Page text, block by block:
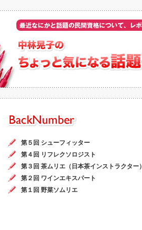
第５回 シューフィッター
第４回 リフレクソロジスト
第３回 茶ムリエ（日本茶インストラクター）
第２回 ワインエキスパート
第１回 野菜ソムリエ